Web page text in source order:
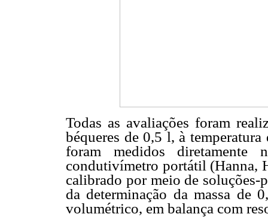
Todas as avaliações foram
béqueres de 0,5 l, à
foram medidos diretamente
condutivímetro portátil (Hanna,
calibrado por meio de soluções-
da determinação da massa de
volumétrico, em balança com